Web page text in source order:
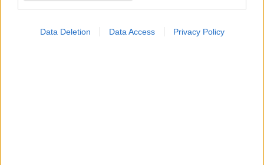
Data Deletion Data Access Privacy Policy